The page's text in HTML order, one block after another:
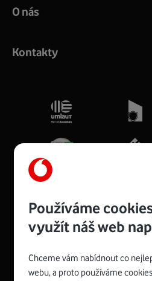
Spojte se s
O nás
Kontakty
Používáme
využít náš web
Chceme vám nabídnout co
webu, a proto používáme